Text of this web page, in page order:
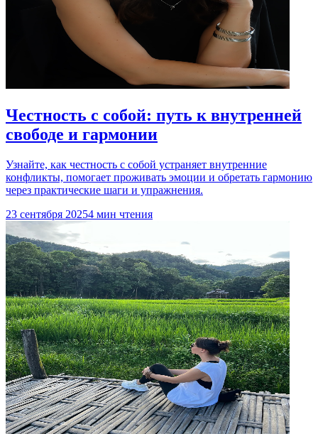
Честность с собой: путь к внутренней
свободе и гармонии
Узнайте, как честность с собой устраняет внутренние
конфликты, помогает проживать эмоции и обретать гармонию
через практические шаги и упражнения.
23 сентября 20254 мин чтения